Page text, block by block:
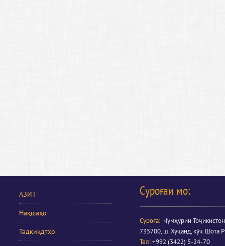
АЗИТ
Нақшаҳо
Тадқиқдтҳо
Суроғаи мо:
Суроға:Ҷумҳурии Тоҷикистон
735700, ш. Хуҷанд, кӯч. Шота
Тел:+992 (3422) 5-24-70